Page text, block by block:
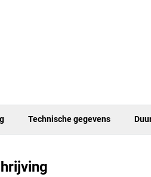
Technische gegevens